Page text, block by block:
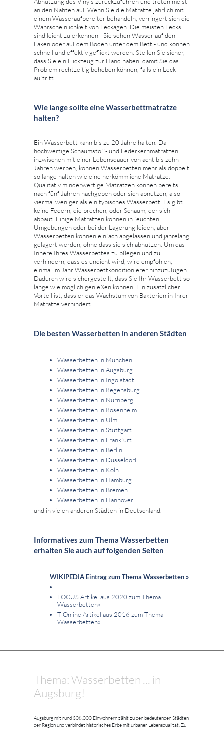
an den Nähten auf. Wenn Sie die Matratze jährlich mit
einem Wasseraufbereiter behandeln, verringert sich die
Wahrscheinlichkeit von Leckagen. Die meisten Lecks
sind leicht zu erkennen - Sie sehen Wasser auf den
Laken oder auf dem Boden unter dem Bett - und können
schnell und effektiv geflickt werden. Stellen Sie sicher,
dass Sie ein Flickzeug zur Hand haben, damit Sie das
Problem rechtzeitig beheben können, falls ein Leck
auftritt.
Wie lange sollte eine Wasserbettmatratze
halten?
Ein Wasserbett kann bis zu 20 Jahre halten. Da
hochwertige Schaumstoff- und Federkernmatratzen
inzwischen mit einer Lebensdauer von acht bis zehn
Jahren werben, können Wasserbetten mehr als doppelt
so lange halten wie eine herkömmliche Matratze.
Qualitativ minderwertige Matratzen können bereits
nach fünf Jahren nachgeben oder sich abnutzen, also
viermal weniger als ein typisches Wasserbett. Es gibt
keine Federn, die brechen, oder Schaum, der sich
abbaut. Einige Matratzen können in feuchten
Umgebungen oder bei der Lagerung leiden, aber
Wasserbetten können einfach abgelassen und jahrelang
gelagert werden, ohne dass sie sich abnutzen. Um das
Innere Ihres Wasserbettes zu pflegen und zu
verhindern, dass es undicht wird, wird empfohlen,
einmal im Jahr Wasserbettkonditionierer hinzuzufügen.
Dadurch wird sichergestellt, dass Sie Ihr Wasserbett so
lange wie möglich genießen können. Ein zusätzlicher
Vorteil ist, dass er das Wachstum von Bakterien in Ihrer
Matratze verhindert.
Die besten Wasserbetten in anderen Städten:
Wasserbetten in München
Wasserbetten in Augsburg
Wasserbetten in Ingolstadt
Wasserbetten in Regensburg
Wasserbetten in Nürnberg
Wasserbetten in Rosenheim
Wasserbetten in Ulm
Wasserbetten in Stuttgart
Wasserbetten in Frankfurt
Wasserbetten in Berlin
Wasserbetten in Düsseldorf
Wasserbetten in Köln
Wasserbetten in Hamburg
Wasserbetten in Bremen
Wasserbetten in Hannover
und in vielen anderen Städten in Deutschland.
Informatives zum Thema Wasserbetten
erhalten Sie auch auf folgenden Seiten:
WIKIPEDIA Eintrag zum Thema Wasserbetten »
FOCUS Artikel aus 2020 zum Thema
Wasserbetten»
T-Online Artikel aus 2016 zum Thema
Wasserbetten»
Thema: Wasserbetten ... in
Augsburg!
Augsburg mit rund 308.000 Einwohnern zählt zu den bedeutenden Städten
der Region und verbindet historisches Erbe mit urbaner Lebensqualität. Zu